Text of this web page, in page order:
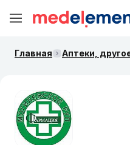
Главная Аптеки,